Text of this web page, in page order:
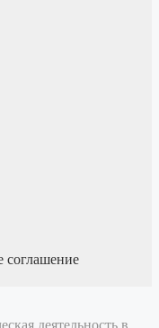
соглашение
деятельность в